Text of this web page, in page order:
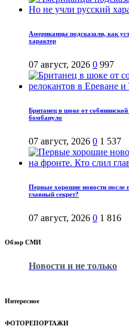
Американцы подсказали, как
характер
07 август, 2026 0 997
Британец в шоке от
бомбануло
07 август, 2026 0 1 537
Первые хорошие новости после
главный секрет?
07 август, 2026 0 1 816
Обзор СМИ
Новости и не только
Интересное
ФОТОРЕПОРТАЖИ